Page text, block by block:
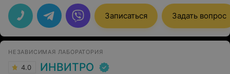
то,что УЗИ проводилось очень тщательно и были даны
рекомендации и сыну сказали на что стоит обратить
внимание.Приятно,что есть такие
специалисты.Огромное спасибо.
Записаться Задать вопрос
НЕЗАВИСИМАЯ ЛАБОРАТОРИЯ
4.0 ИНВИТРО